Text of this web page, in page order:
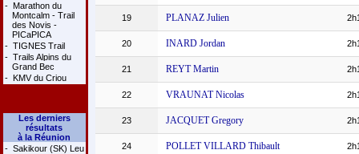
- Marathon du
Montcalm - Trail
des Novis -
PICaPICA
- TIGNES Trail
- Trails Alpins du
Grand Bec
- KMV du Criou
Les derniers
résultats
à la Réunion
- Sakikour (SK) Leu
19 PLANAZ Julien
20 INARD Jordan
21 REYT Martin
22 VRAUNAT Nicolas
23 JACQUET Gregory
24 POLLET VILLARD Thibault